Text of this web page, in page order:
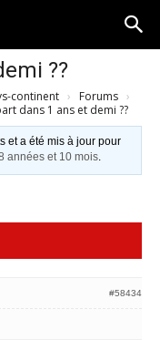
??
continent › Forums ›
dans 1 ans et demi ??
et a été mis à jour pour
années et 10 mois.
#58434